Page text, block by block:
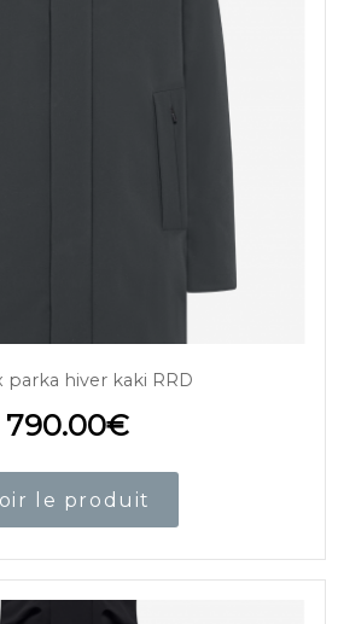
parka hiver kaki RRD
790.00€
le produit